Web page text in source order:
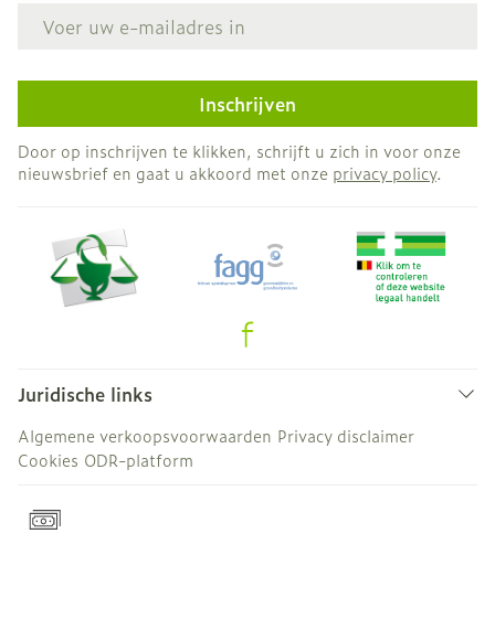
Inschrijven
Door op inschrijven te klikken, schrijft u zich in voor onze
nieuwsbrief en gaat u akkoord met onze privacy policy.
Juridische links
Algemene verkoopsvoorwaarden Privacy disclaimer
Cookies ODR-platform